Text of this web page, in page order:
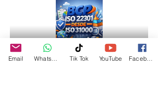
Email Tik Tok YouTube